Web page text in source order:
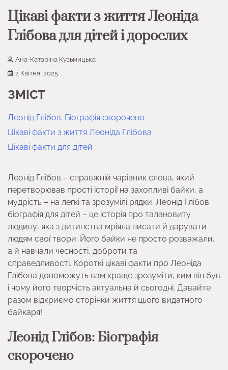
Цікаві факти з життя Леоніда
Глібова для дітей і дорослих
Ана-Катаріна Кузьмицька
2 Квітня, 2025
ЗМІСТ
Леонід Глібов: Біографія скорочено
Цікаві факти з життя Леоніда Глібова
Цікаві факти для дітей
Леонід Глібов – справжній чарівник слова, який
перетворював прості історії на захопливі байки, а
мудрість – на легкі та зрозумілі рядки. Леонід Глібов
біографія для дітей – це історія про талановиту
людину, яка з дитинства мріяла писати й дарувати
людям свої твори. Його байки не просто розважали,
а й навчали чесності, доброти та
справедливості. Короткі цікаві факти про Леоніда
Глібова допоможуть вам краще зрозуміти, ким він був
і чому його творчість актуальна й сьогодні. Давайте
разом відкриємо сторінки життя цього видатного
байкаря!
Леонід Глібов: Біографія
скорочено